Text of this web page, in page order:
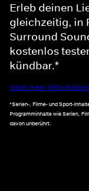
Erleb deinen
gleichzeitig, in
Surround
kostenlos
kündbar.*
Noch mehr
*Serien-, Filme- und Sport-
Programminhalte wie Serien,
davon unberührt.